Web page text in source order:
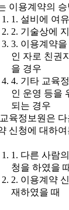
이용계약의
1. 설비에 여
2. 기술상에
3. 이용계약
인 자로 친권
을 경우
4. 기타 교육
인 운영 등을
되는 경우
육정보원은 다
신청에 대하
1. 다른 사람
청을 하였을
2. 이용계약
재하였을 때